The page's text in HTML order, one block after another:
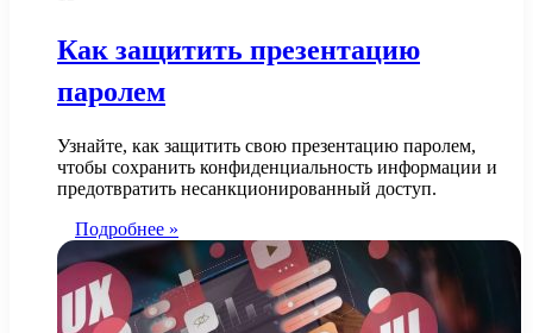
Как защитить презентацию
паролем
Узнайте, как защитить свою презентацию паролем,
чтобы сохранить конфиденциальность информации и
предотвратить несанкционированный доступ.
Подробнее »